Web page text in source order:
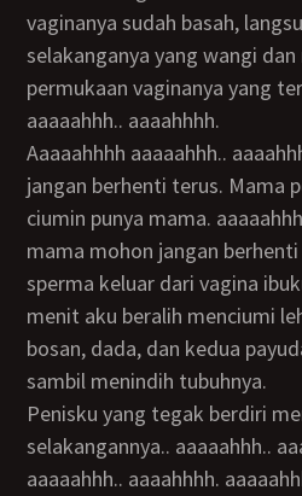
vaginanya sudah basah,
selakanganya yang wangi
permukaan vaginanya yang
aaaaahhh.. aaaahhhh.
aaaaahhhh aaaaahhh.. aaaahhhh. aaaaahhhh terus
jangan berhenti terus. Mama
ciumin punya mama.
mama mohon jangan
sperma keluar dari vagina
menit aku beralih menciumi
bosan, dada, dan kedua
sambil menindih tubuhnya.
Penisku yang tegak berdiri menggesek gesek
selakangannya.. aaaaahhh..
aaaaahhh.. aaaahhhh.